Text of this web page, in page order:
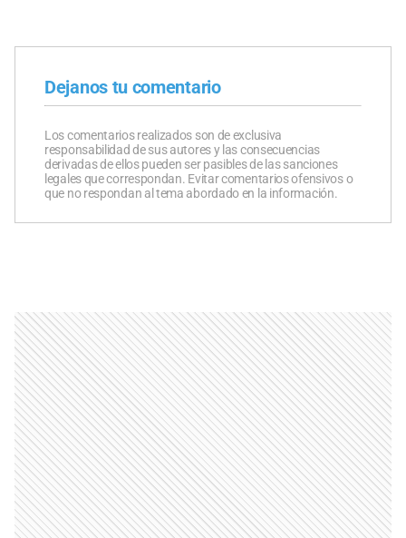
Dejanos tu comentario
Los comentarios realizados son de exclusiva
responsabilidad de sus autores y las consecuencias
derivadas de ellos pueden ser pasibles de las sanciones
legales que correspondan. Evitar comentarios ofensivos o
que no respondan al tema abordado en la información.